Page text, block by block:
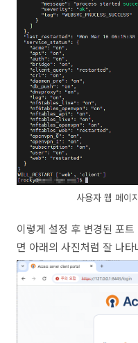
사용자 웹 페이
이렇게 설정 후 변경된 포
면 아래의 사진처럼 잘 나